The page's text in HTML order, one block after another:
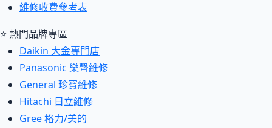
維修收費參考表
⭐ 熱門品牌專區
Daikin 大金專門店
Panasonic 樂聲維修
General 珍寶維修
Hitachi 日立維修
Gree 格力/美的